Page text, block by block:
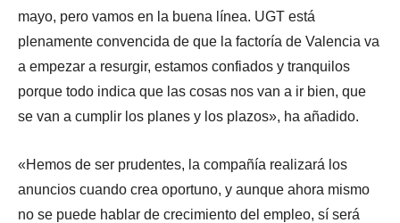
mayo, pero vamos en la buena línea. UGT está
plenamente convencida de que la factoría de Valencia va
a empezar a resurgir, estamos confiados y tranquilos
porque todo indica que las cosas nos van a ir bien, que
se van a cumplir los planes y los plazos», ha añadido.
«Hemos de ser prudentes, la compañía realizará los
anuncios cuando crea oportuno, y aunque ahora mismo
no se puede hablar de crecimiento del empleo, sí será